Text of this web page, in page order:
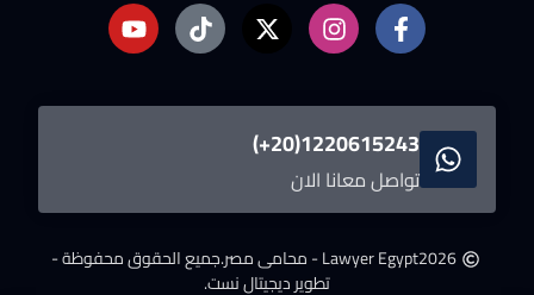
1220615243(20+)
تواصل معانا الان
2026Lawyer Egypt - محامى مصر.
جميع الحقوق محفوظة -
تطوير ديجيتال نست.